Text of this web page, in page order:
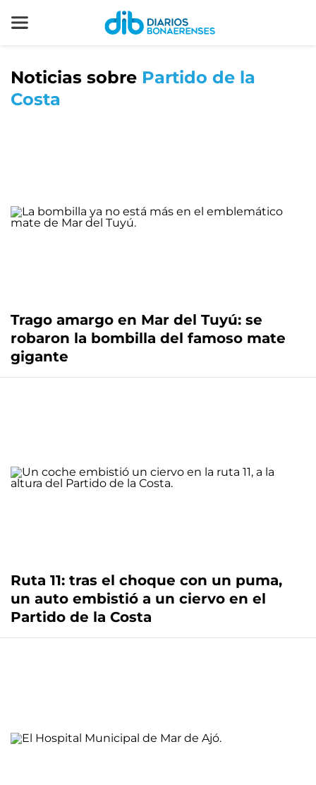
Noticias sobre Partido de la
Costa
Trago amargo en Mar del Tuyú: se
robaron la bombilla del famoso mate
gigante
Ruta 11: tras el choque con un puma,
un auto embistió a un ciervo en el
Partido de la Costa